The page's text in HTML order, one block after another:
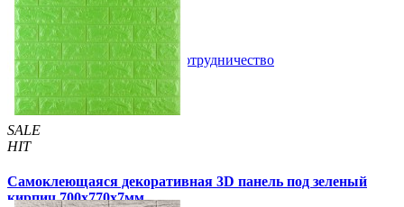
109 грн/шт 160 грн /шт
Купить В закладки Сотрудничество
SALE
HIT
Самоклеющаяся декоративная 3D панель под зеленый
кирпич 700x770x7мм